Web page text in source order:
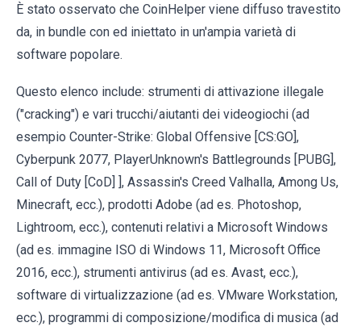
È stato osservato che CoinHelper viene diffuso travestito
da, in bundle con ed iniettato in un'ampia varietà di
software popolare.
Questo elenco include: strumenti di attivazione illegale
("cracking") e vari trucchi/aiutanti dei videogiochi (ad
esempio Counter-Strike: Global Offensive [CS:GO],
Cyberpunk 2077, PlayerUnknown's Battlegrounds [PUBG],
Call of Duty [CoD] ], Assassin's Creed Valhalla, Among Us,
Minecraft, ecc.), prodotti Adobe (ad es. Photoshop,
Lightroom, ecc.), contenuti relativi a Microsoft Windows
(ad es. immagine ISO di Windows 11, Microsoft Office
2016, ecc.), strumenti antivirus (ad es. Avast, ecc.),
software di virtualizzazione (ad es. VMware Workstation,
ecc.), programmi di composizione/modifica di musica (ad